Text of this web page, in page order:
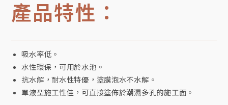
產品特性：
吸水率低。
水性環保，可用於水池。
抗水解，耐水性特優，塗膜泡水不水解。
單液型施工性佳，可直接塗佈於潮濕多孔的施工面。